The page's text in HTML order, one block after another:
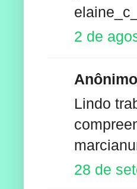
2 de
Lindo
28 de